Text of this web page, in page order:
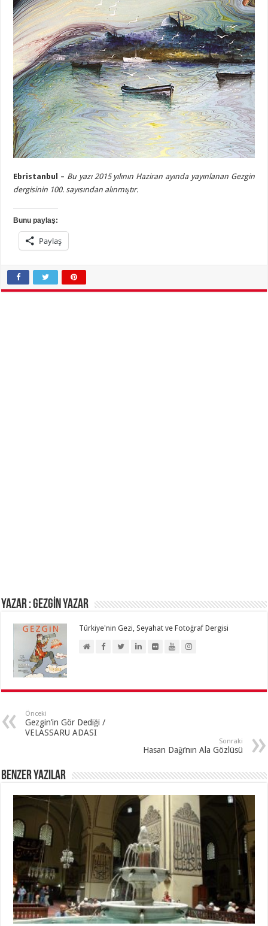
Ebristanbul – Bu yazı 2015 yılının Haziran ayında yayınlanan Gezgin
dergisinin 100. sayısından alınmıştır.
Bunu paylaş:
Paylaş
Yazar : GEZGİN YAZAR
Türkiye'nin Gezi, Seyahat ve Fotoğraf Dergisi
Önceki
Gezgin’in Gör Dediği /
VELASSARU ADASI
Sonraki
Hasan Dağı’nın Ala Gözlüsü
Benzer Yazılar